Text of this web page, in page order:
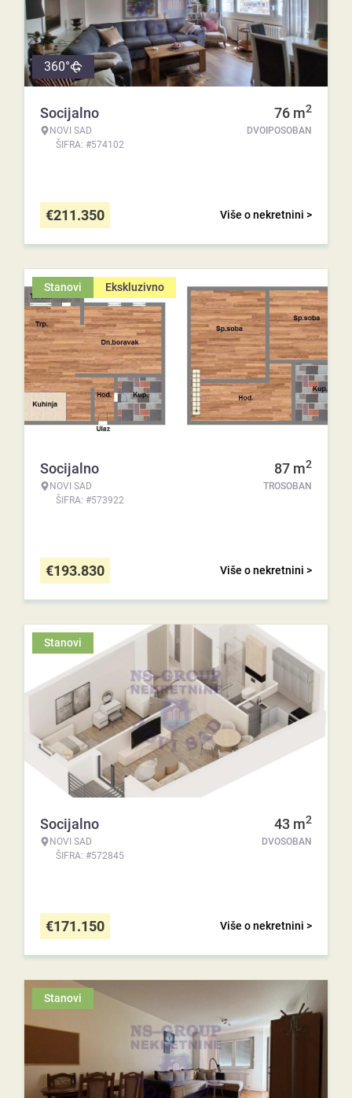
360°
Socijalno
NOVI SAD
ŠIFRA: #574102
76 m2
DVOIPOSOBAN
Više o nekretnini >
€211.350
Stanovi Ekskluzivno
Socijalno
NOVI SAD
ŠIFRA: #573922
87 m2
TROSOBAN
Više o nekretnini >
€193.830
Stanovi
Socijalno
NOVI SAD
ŠIFRA: #572845
43 m2
DVOSOBAN
Više o nekretnini >
€171.150
Stanovi